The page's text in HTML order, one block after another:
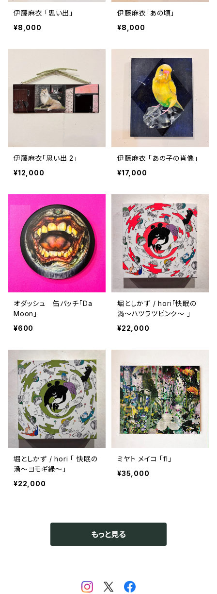
伊藤麻衣 「思い出」
¥8,000
伊藤麻衣「あの頃」
¥8,000
伊藤麻衣「思い出 2」
¥12,000
伊藤麻衣 「あの子の肖像」
¥17,000
オダッシュ 缶バッチ「Da
Moon」
¥600
堀としかず / hori「快眠の
渦〜ハツラツピンク〜 」
¥22,000
堀としかず / hori 「 快眠の
渦〜ヨモギ緑〜」
¥22,000
ミヤト メイコ 「fl」
¥35,000
もっと見る